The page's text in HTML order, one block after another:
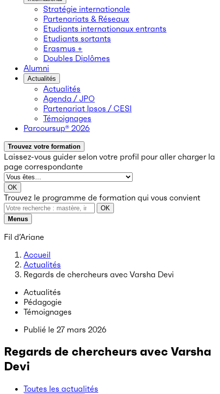
Stratégie internationale
Partenariats & Réseaux
Etudiants internationaux entrants
Etudiants sortants
Erasmus +
Doubles Diplômes
Alumni
Actualités
Actualités
Agenda / JPO
Partenariat Ipsos / CESI
Témoignages
Parcoursup® 2026
Trouvez votre formation
Laissez-vous guider selon votre profil pour aller charger la
page correspondante
OK
Trouvez le programme de formation qui vous convient
OK
Menus
Fil d’Ariane
Accueil
Actualités
Regards de chercheurs avec Varsha Devi
Actualités
Pédagogie
Témoignages
Publié le 27 mars 2026
Regards de chercheurs avec Varsha
Devi
Toutes les actualités